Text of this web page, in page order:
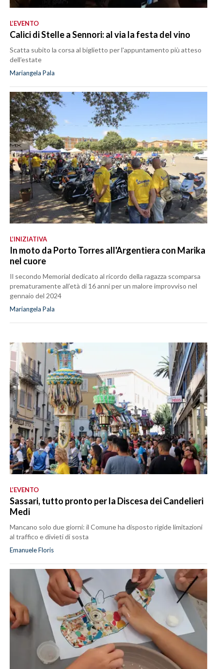
L’EVENTO
Calici di Stelle a Sennori: al via la festa del vino
Scatta subito la corsa al biglietto per l'appuntamento più atteso
dell’estate
Mariangela Pala
L’INIZIATIVA
In moto da Porto Torres all'Argentiera con Marika
nel cuore
Il secondo Memorial dedicato al ricordo della ragazza scomparsa
prematuramente all’età di 16 anni per un malore improvviso nel
gennaio del 2024
Mariangela Pala
L’EVENTO
Sassari, tutto pronto per la Discesa dei Candelieri
Medi
Mancano solo due giorni: il Comune ha disposto rigide limitazioni
al traffico e divieti di sosta
Emanuele Floris